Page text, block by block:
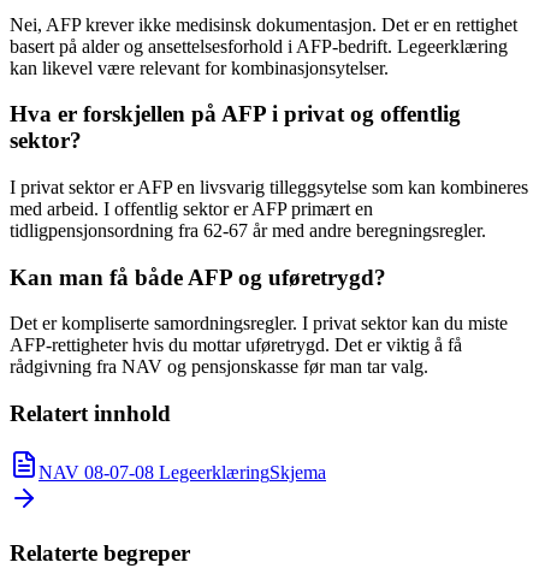
Nei, AFP krever ikke medisinsk dokumentasjon. Det er en rettighet
basert på alder og ansettelsesforhold i AFP-bedrift. Legeerklæring
kan likevel være relevant for kombinasjonsytelser.
Hva er forskjellen på AFP i privat og offentlig
sektor?
I privat sektor er AFP en livsvarig tilleggsytelse som kan kombineres
med arbeid. I offentlig sektor er AFP primært en
tidligpensjonsordning fra 62-67 år med andre beregningsregler.
Kan man få både AFP og uføretrygd?
Det er kompliserte samordningsregler. I privat sektor kan du miste
AFP-rettigheter hvis du mottar uføretrygd. Det er viktig å få
rådgivning fra NAV og pensjonskasse før man tar valg.
Relatert innhold
NAV 08-07-08 LegeerklæringSkjema
Relaterte begreper